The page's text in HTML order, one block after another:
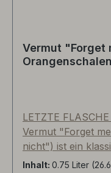
Vermut "Forget
LETZTE
Vermut "Forget
nicht") ist ein
Wermut auf Basis
Inhalt: 0.75 Liter